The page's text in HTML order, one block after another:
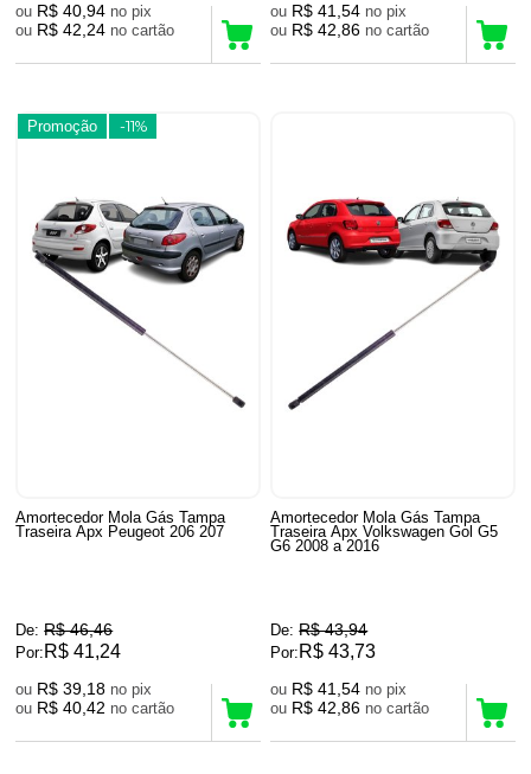
ou R$ 40,94
no pix
ou R$ 42,24 no cartão
ou R$ 41,54
no pix
ou R$ 42,86 no cartão
Promoção -11%
Amortecedor Mola Gás Tampa
Traseira Apx Peugeot 206 207
De: R$ 46,46
Por: R$ 41,24
ou R$ 39,18
no pix
ou R$ 40,42 no cartão
Amortecedor Mola Gás Tampa
Traseira Apx Volkswagen Gol G5
G6 2008 a 2016
De: R$ 43,94
Por: R$ 43,73
ou R$ 41,54
no pix
ou R$ 42,86 no cartão